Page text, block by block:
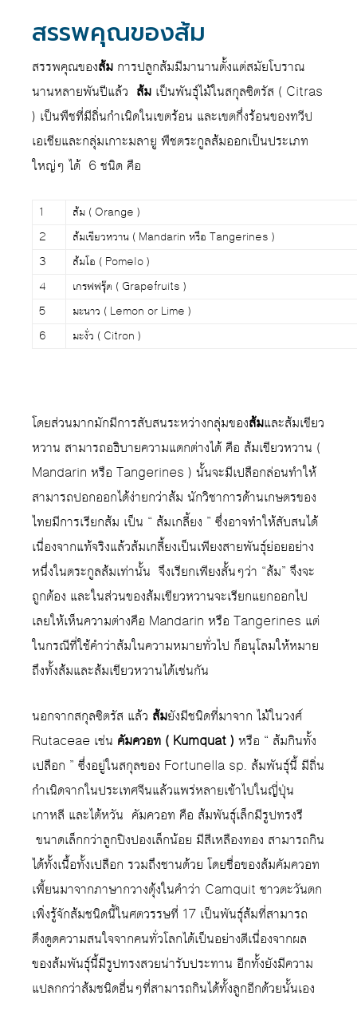
สรรพคุณของส้ม
สรรพคุณของส้ม การปลูกส้มมีมานานตั้งแต่สมัยโบราณ
นานหลายพันปีแล้ว ส้ม เป็นพันธุ์ไม้ในสกุลซิตรัส ( Citras
) เป็นพืชที่มีถิ่นกำเนิดในเขตร้อน และเขตกึ่งร้อนของทวีป
เอเชียและกลุ่มเกาะมลายู พืชตระกูลส้มออกเป็นประเภท
ใหญ่ๆ ได้ 6 ชนิด คือ
1
ส้ม ( Orange )
2
ส้มเขียวหวาน ( Mandarin หรือ Tangerines )
3
ส้มโอ ( Pomelo )
4
เกรฟฟรุ๊ต ( Grapefruits )
5
มะนาว ( Lemon or Lime )
6
มะงั่ว ( Citron )
โดยส่วนมากมักมีการสับสนระหว่างกลุ่มของส้มและส้มเขียว
หวาน สามารถอธิบายความแตกต่างได้ คือ ส้มเขียวหวาน (
Mandarin หรือ Tangerines ) นั้นจะมีเปลือกล่อนทำให้
สามารถปอกออกได้ง่ายกว่าส้ม นักวิชาการด้านเกษตรของ
ไทยมีการเรียกส้ม เป็น “ ส้มเกลี้ยง ” ซึ่งอาจทำให้สับสนได้
เนื่องจากแท้จริงแล้วส้มเกลี้ยงเป็นเพียงสายพันธุ์ย่อยอย่าง
หนึ่งในตระกูลส้มเท่านั้น จึงเรียกเพียงสั้นๆว่า “ส้ม” จึงจะ
ถูกต้อง และในส่วนของส้มเขียวหวานจะเรียกแยกออกไป
เลยให้เห็นความต่างคือ Mandarin หรือ Tangerines แต่
ในกรณีที่ใช้คำว่าส้มในความหมายทั่วไป ก็อนุโลมให้หมาย
ถึงทั้งส้มและส้มเขียวหวานได้เช่นกัน
นอกจากสกุลซิตรัส แล้ว ส้มยังมีชนิดที่มาจาก ไม้ในวงศ์
Rutaceae เช่น คัมควอท ( Kumquat ) หรือ “ ส้มกินทั้ง
เปลือก ” ซึ่งอยู่ในสกุลของ Fortunella sp. ส้มพันธุ์นี้ มีถิ่น
กำเนิดจากในประเทศจีนแล้วแพร่หลายเข้าไปในญี่ปุ่น
เกาหลี และไต้หวัน คัมควอท คือ ส้มพันธุ์เล็กมีรูปทรงรี
ขนาดเล็กกว่าลูกปิงปองเล็กน้อย มีสีเหลืองทอง สามารถกิน
ได้ทั้งเนื้อทั้งเปลือก รวมถึงชานด้วย โดยชื่อของส้มคัมควอท
เพี้ยนมาจากภาษากวางตุ้งในคำว่า Camquit ชาวตะวันตก
เพิ่งรู้จักส้มชนิดนี้ในศตวรรษที่ 17 เป็นพันธุ์ส้มที่สามารถ
ดึงดูดความสนใจจากคนทั่วโลกได้เป็นอย่างดีเนื่องจากผล
ของส้มพันธุ์นี้มีรูปทรงสวยน่ารับประทาน อีกทั้งยังมีความ
แปลกกว่าส้มชนิดอื่นๆที่สามารถกินได้ทั้งลูกอีกด้วยนั้นเอง